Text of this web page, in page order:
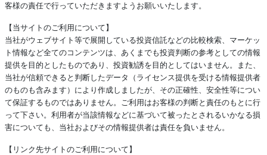
客様の責任で行っていただきますようお願いいたします。
【当サイトのご利用について】
当社がウェブサイト等で展開している投資信託などの比較検索、マーケッ
ト情報など全てのコンテンツは、あくまでも投資判断の参考としての情報
提供を目的としたものであり、投資勧誘を目的としてはいません。また、
当社が信頼できると判断したデータ（ライセンス提供を受ける情報提供者
のものも含みます）により作成しましたが、その正確性、安全性等につい
て保証するものではありません。ご利用はお客様の判断と責任のもとに行
って下さい。利用者が当該情報などに基づいて被ったとされるいかなる損
害についても、当社およびその情報提供者は責任を負いません。
【リンク先サイトのご利用について】